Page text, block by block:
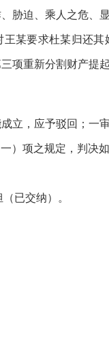
胁迫、乘人之危、
某要求杜某归还
项重新分割财产提
立，应予驳回；一
）项之规定，判决如
已交纳）。